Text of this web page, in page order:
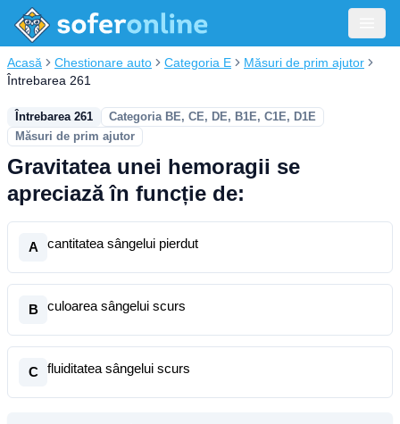
Acasă Chestionare auto Categoria E
Măsuri de prim ajutor
Întrebarea 261
Întrebarea 261
Categoria BE, CE, DE, B1E, C1E, D1E
Măsuri de prim ajutor
Gravitatea unei hemoragii se
apreciază în funcție de:
A cantitatea sângelui pierdut
B culoarea sângelui scurs
C fluiditatea sângelui scurs